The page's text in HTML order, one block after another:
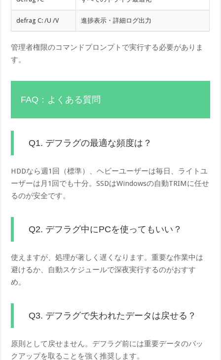
defrag C: /U /V 進捗表示・詳細ログ出力
管理者権限のコマンドプロンプトで実行する必要がありま
す。
FAQ：よくある質問
Q1. デフラグの最適な頻度は？
HDDなら週1回（標準）、ヘビーユーザーは毎日、ライトユ
ーザーは月1回でも十分。SSDはWindowsの自動TRIMに任せ
るのが安全です。
Q2. デフラグ中にPCを使ってもいい？
使えますが、処理が著しく遅くなります。重要な作業中は
避けるか、自動スケジュールで深夜実行するのがおすす
め。
Q3. デフラグで失われたデータは戻せる？
原則として戻せません。デフラグ前には重要データのバッ
クアップを取ることを強く推奨します。